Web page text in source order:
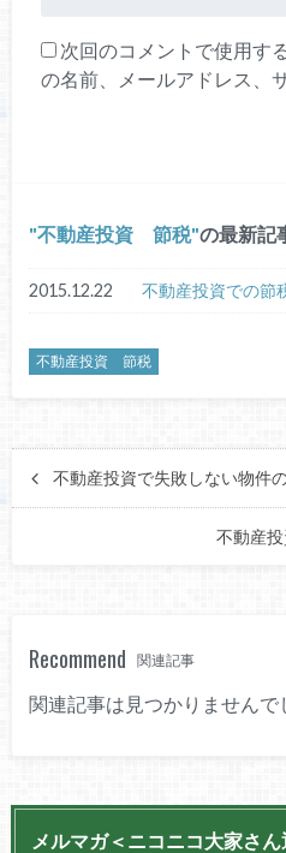
次回のコメントで使用す
の名前、メールアドレス、
不動産投資 節税 の最新記
2015.12.22 不動産投資での節
不動産投資 節税
不動産投資で失敗しない物件
不動産
Recommend 関連記事
関連記事は見つかりませんで
メルマガ＜ニコニコ大家さ